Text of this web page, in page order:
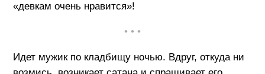
«девкам очень нравится»!
• • •
Идет мужик по кладбищу ночью. Вдруг, откуда ни